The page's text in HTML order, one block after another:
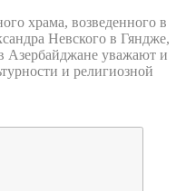
храма, возведенного в
Невского в Гяндже,
Азербайджане уважают и
и религиозной